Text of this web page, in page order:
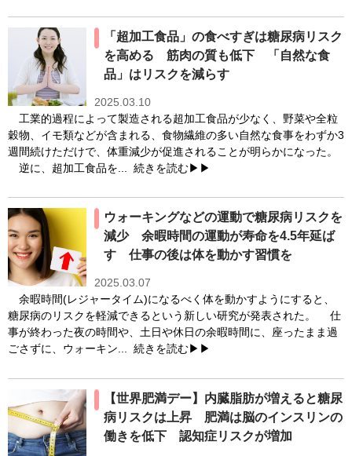
「超加工食品」の食べすぎは糖尿病リスク
を高める 筋肉の質も低下 「自然な食
品」はリスクを減らす
2025.03.10
工業的過程によって製造される超加工食品が少なく、野菜や全粒
穀物、イモ類などが含まれる、食物繊維の多い自然な食事をわずか3
週間続けただけで、体重減少が促進されることが明らかになった。
逆に、超加工食品を... 続きを読む▶▶
ウォーキングなどの運動で糖尿病リスクを
減少 余暇時間の運動が寿命を4.5年延ば
す 仕事の後は体を動かす習慣を
2025.03.07
余暇時間(レジャータイム)になるべく体を動かすようにすると、
糖尿病のリスクを軽減できるという新しい研究が発表された。 仕
事が終わった夜の時間や、土日や休日の余暇時間に、座ったまま過
ごさずに、ウォーキン... 続きを読む▶▶
【世界肥満デー】内臓脂肪が増えると糖尿
病リスクは上昇 肥満は脳のインスリンの
働きを低下 認知症リスクが増加